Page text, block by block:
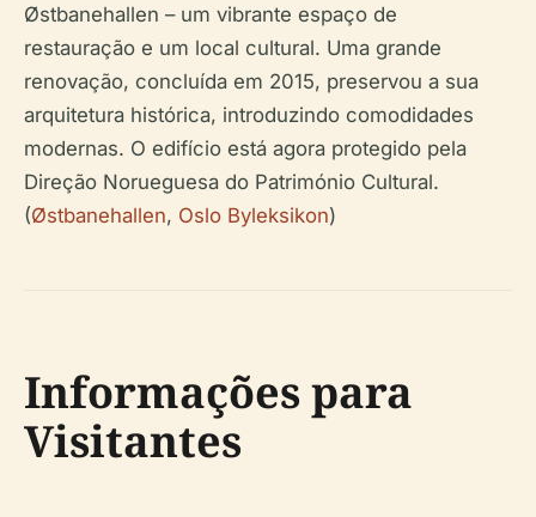
Østbanehallen – um vibrante espaço de
restauração e um local cultural. Uma grande
renovação, concluída em 2015, preservou a sua
arquitetura histórica, introduzindo comodidades
modernas. O edifício está agora protegido pela
Direção Norueguesa do Património Cultural.
(Østbanehallen, Oslo Byleksikon)
Informações para
Visitantes